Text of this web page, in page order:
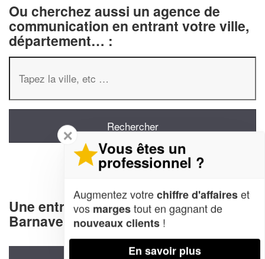
Ou cherchez aussi un agence de
communication en entrant votre ville,
département… :
Une entreprise decommunication à
Barnave (26310)
✕
Vous êtes un
professionnel ?
Augmentez votrechiffre d'affaireset
vos margestout en gagnant de
nouveaux clients !
En savoir plus